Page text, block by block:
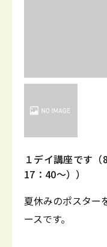
１デイ講座です
17：40～））
夏休みのポスター
ースです。